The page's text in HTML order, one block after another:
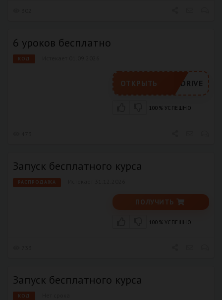
6 уроков бесплатно
КОД
ESTDRIVE
ОТКРЫТЬ
100% УСПЕШНО
Запуск бесплатного курса
РАСПРОДАЖА
ПОЛУЧИТЬ
100% УСПЕШНО
Запуск бесплатного курса
КОД